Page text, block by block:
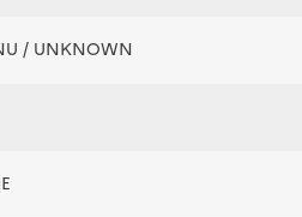
/ UNKNOWN